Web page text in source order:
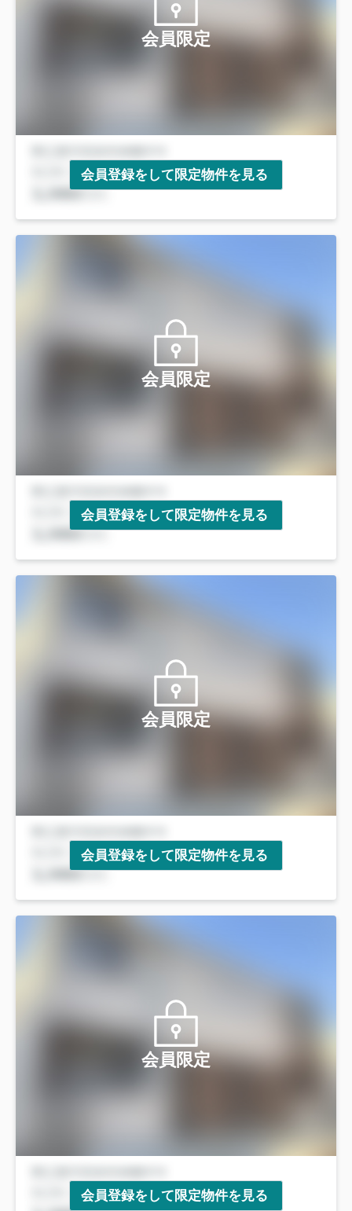
会員限定
会員登録をして限定物件を見る
会員限定
会員登録をして限定物件を見る
会員限定
会員登録をして限定物件を見る
会員限定
会員登録をして限定物件を見る